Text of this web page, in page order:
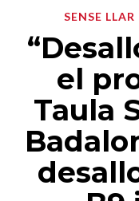
SENSE
el
Taula